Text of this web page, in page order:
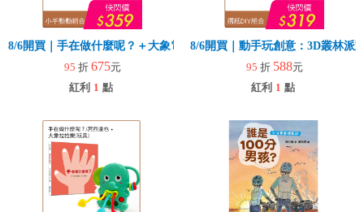
8/6開買｜手在做什麼呢？＋大象電子琴
95 折 675元
紅利 1 點
8/6開買｜動手玩創意：3D叢林派
95 折 588元
紅利 1 點